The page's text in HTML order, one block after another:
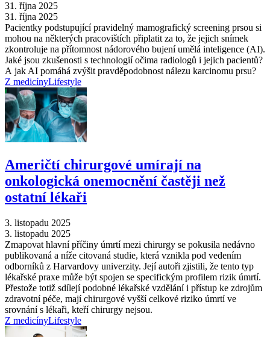
31. října 2025
31. října 2025
Pacientky podstupující pravidelný mamografický screening prsou si
mohou na některých pracovištích připlatit za to, že jejich snímek
zkontroluje na přítomnost nádorového bujení umělá inteligence (AI).
Jaké jsou zkušenosti s technologií očima radiologů i jejich pacientů?
A jak AI pomáhá zvýšit pravděpodobnost nálezu karcinomu prsu?
Z medicínyLifestyle
Američtí chirurgové umírají na
onkologická onemocnění častěji než
ostatní lékaři
3. listopadu 2025
3. listopadu 2025
Zmapovat hlavní příčiny úmrtí mezi chirurgy se pokusila nedávno
publikovaná a níže citovaná studie, která vznikla pod vedením
odborníků z Harvardovy univerzity. Její autoři zjistili, že tento typ
lékařské praxe může být spojen se specifickým profilem rizik úmrtí.
Přestože totiž sdílejí podobné lékařské vzdělání i přístup ke zdrojům
zdravotní péče, mají chirurgové vyšší celkové riziko úmrtí ve
srovnání s lékaři, kteří chirurgy nejsou.
Z medicínyLifestyle